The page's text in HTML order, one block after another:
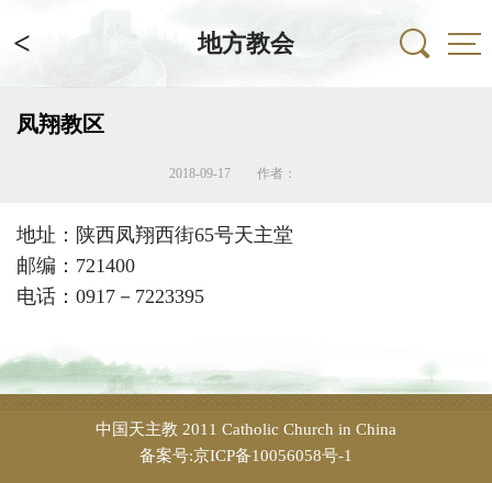
< 地方教会
凤翔教区
2018-09-17 作者：
地址：陕西凤翔西街65号天主堂
邮编：721400
电话：0917－7223395
中国天主教 2011 Catholic Church in China
备案号:京ICP备10056058号-1